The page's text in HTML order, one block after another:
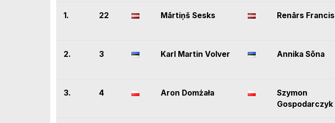
1. 22 Mārtiņš Sesks Renārs Francis
2. 3 Karl Martin Volver Annika Sõna
3. 4 Aron Domżała
Szymon
Gospodarczyk